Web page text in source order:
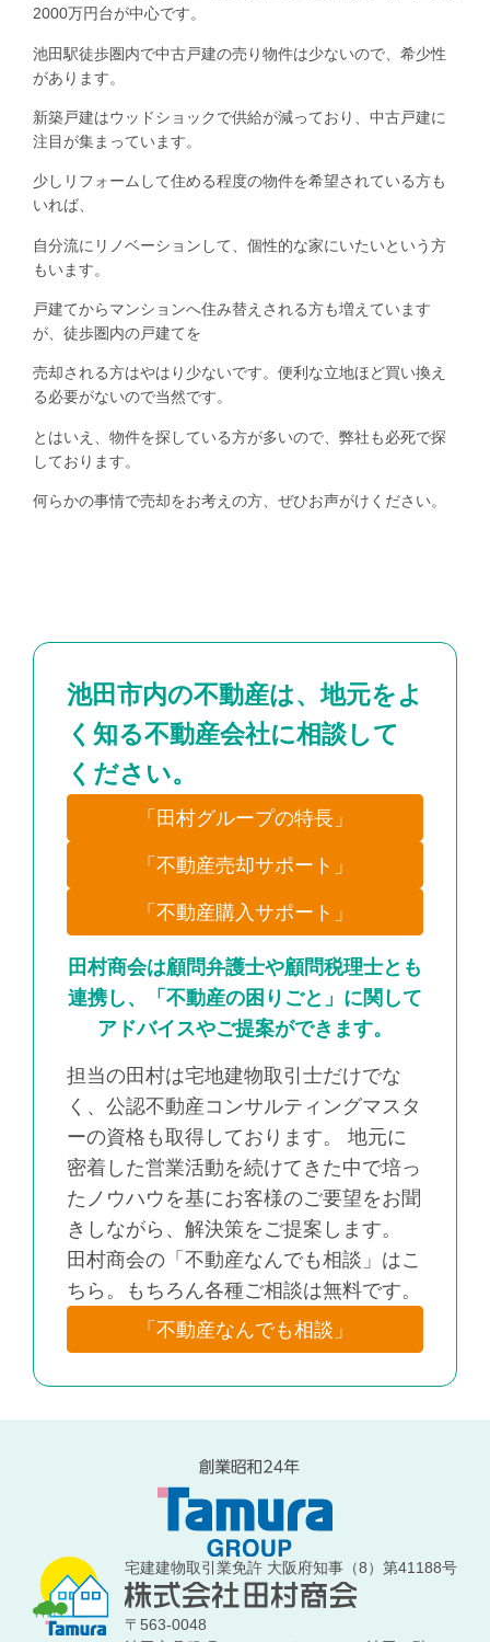
2000万円台が中心です。
池田駅徒歩圏内で中古戸建の売り物件は少ないので、希少性
があります。
新築戸建はウッドショックで供給が減っており、中古戸建に
注目が集まっています。
少しリフォームして住める程度の物件を希望されている方も
いれば、
自分流にリノベーションして、個性的な家にいたいという方
もいます。
戸建てからマンションへ住み替えされる方も増えています
が、徒歩圏内の戸建てを
売却される方はやはり少ないです。便利な立地ほど買い換え
る必要がないので当然です。
とはいえ、物件を探している方が多いので、弊社も必死で探
しております。
何らかの事情で売却をお考えの方、ぜひお声がけください。
池田市内の不動産は、地元をよ
く知る不動産会社に相談して
ください。
「田村グループの特長」
「不動産売却サポート」
「不動産購入サポート」
田村商会は顧問弁護士や顧問税理士とも
連携し、「不動産の困りごと」に関して
アドバイスやご提案ができます。
担当の田村は宅地建物取引士だけでな
く、公認不動産コンサルティングマスタ
ーの資格も取得しております。 地元に
密着した営業活動を続けてきた中で培っ
たノウハウを基にお客様のご要望をお聞
きしながら、解決策をご提案します。
田村商会の「不動産なんでも相談」はこ
ちら。もちろん各種ご相談は無料です。
「不動産なんでも相談」
宅建建物取引業免許 大阪府知事（8）第41188号
〒563-0048